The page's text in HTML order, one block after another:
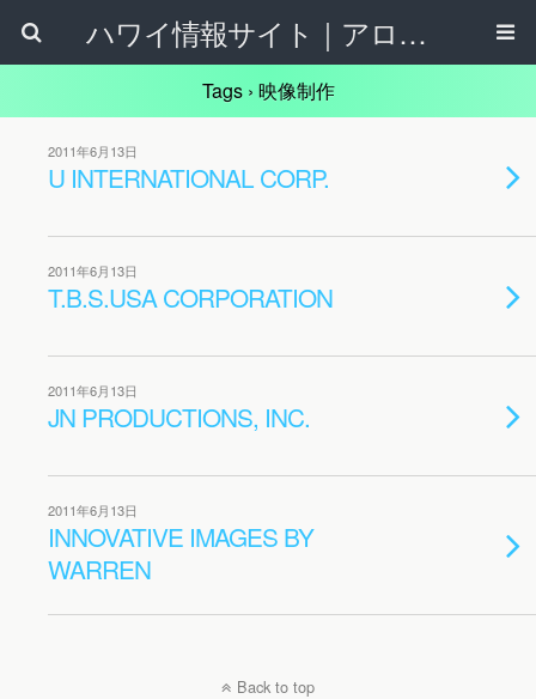
ハワイ情報サイト｜アロハタウンネット
Tags › 映像制作
2011年6月13日
U INTERNATIONAL CORP.
2011年6月13日
T.B.S.USA CORPORATION
2011年6月13日
JN PRODUCTIONS, INC.
2011年6月13日
INNOVATIVE IMAGES BY
WARREN
Back to top